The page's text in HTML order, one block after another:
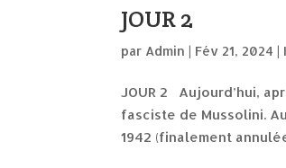
JOUR 2
par Admin | Fév 21, 2024 |
JOUR 2 Aujourd’hui,
fasciste de Mussolini.
1942 (finalement